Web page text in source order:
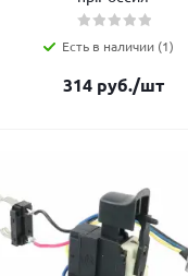
Есть в наличии (1)
314руб./шт